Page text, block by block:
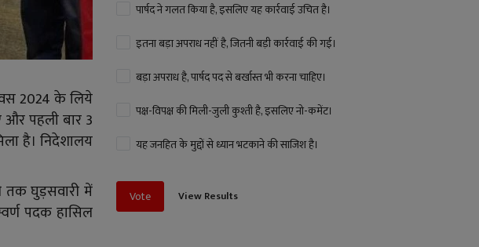
2024 के लिये
और पहली बार 3
है। निदेशालय
तक घुड़सवारी में
पदक हासिल
पार्षद ने गलत किया है, इसलिए यह कार्रवाई उचित है।
इतना बड़ा अपराध नहीं है, जितनी बड़ी कार्रवाई की गई।
बड़ा अपराध है, पार्षद पद से बर्खास्त भी करना चाहिए।
पक्ष-विपक्ष की मिली-जुली कुश्ती है, इसलिए नो-कमेंट।
यह जनहित के मुद्दों से ध्यान भटकाने की साजिश है।
Vote View Results